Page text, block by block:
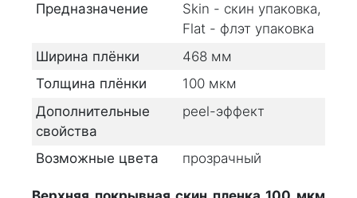
Предназначение
Skin - скин упаковка,
Flat - флэт упаковка
Ширина плёнки
468 мм
Толщина плёнки
100 мкм
Дополнительные
свойства
peel-эффект
Возможные цвета прозрачный